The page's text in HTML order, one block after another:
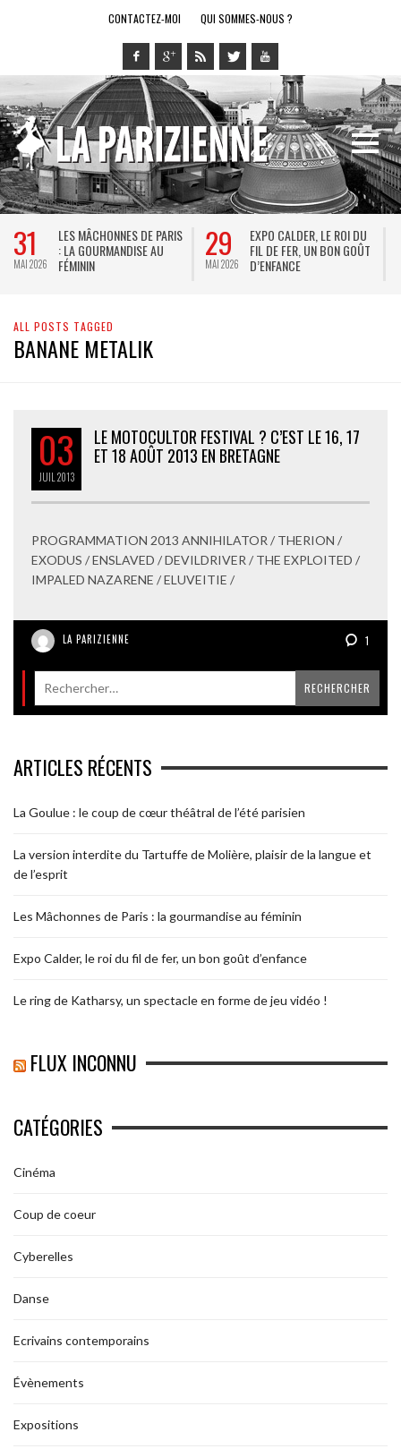
CONTACTEZ-MOI QUI SOMMES-NOUS ?
31
MAI 2026
LES MÂCHONNES DE PARIS
: LA GOURMANDISE AU
FÉMININ
29
MAI 2026
EXPO CALDER, LE ROI DU
FIL DE FER, UN BON GOÛT
D’ENFANCE
ALL POSTS TAGGED
BANANE METALIK
03
JUIL 2013
LE MOTOCULTOR FESTIVAL ? C’EST LE 16, 17
ET 18 AOÛT 2013 EN BRETAGNE
PROGRAMMATION 2013 ANNIHILATOR / THERION /
EXODUS / ENSLAVED / DEVILDRIVER / THE EXPLOITED /
IMPALED NAZARENE / ELUVEITIE /
LA PARIZIENNE 1
ARTICLES RÉCENTS
La Goulue : le coup de cœur théâtral de l’été parisien
La version interdite du Tartuffe de Molière, plaisir de la langue et
de l’esprit
Les Mâchonnes de Paris : la gourmandise au féminin
Expo Calder, le roi du fil de fer, un bon goût d’enfance
Le ring de Katharsy, un spectacle en forme de jeu vidéo !
FLUX INCONNU
CATÉGORIES
Cinéma
Coup de coeur
Cyberelles
Danse
Ecrivains contemporains
Évènements
Expositions